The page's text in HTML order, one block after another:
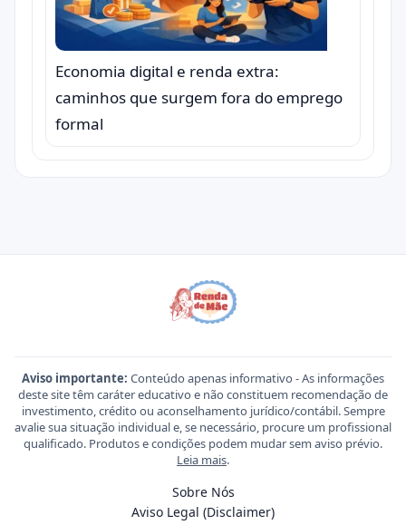
Economia digital e renda extra:
caminhos que surgem fora do emprego
formal
Aviso importante: Conteúdo apenas informativo - As informações
deste site têm caráter educativo e não constituem recomendação de
investimento, crédito ou aconselhamento jurídico/contábil. Sempre
avalie sua situação individual e, se necessário, procure um profissional
qualificado. Produtos e condições podem mudar sem aviso prévio.
Leia mais.
Sobre Nós
Aviso Legal (Disclaimer)